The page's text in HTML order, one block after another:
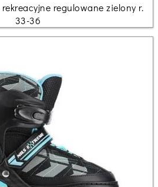
regulowane zielony r.
33-36